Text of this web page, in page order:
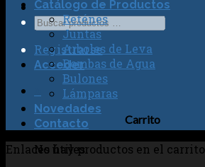
Registrarse
Acceder
Carrito
No hay productos en el carrito.
Catálogo de Productos
Reténes
Juntas
Arboles de Leva
Bombas de Agua
Bulones
Lámparas
Novedades
Contacto
Enlaces útiles